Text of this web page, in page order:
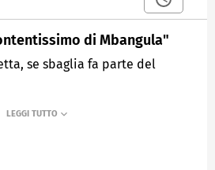
di Mbangula"
se sbaglia fa parte del